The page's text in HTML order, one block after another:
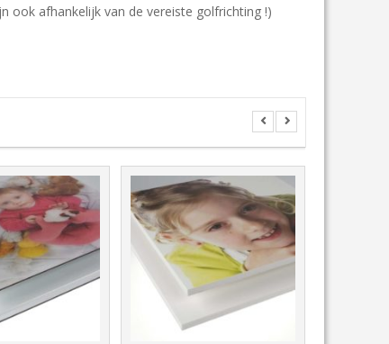
ook afhankelijk van de vereiste golfrichting !)